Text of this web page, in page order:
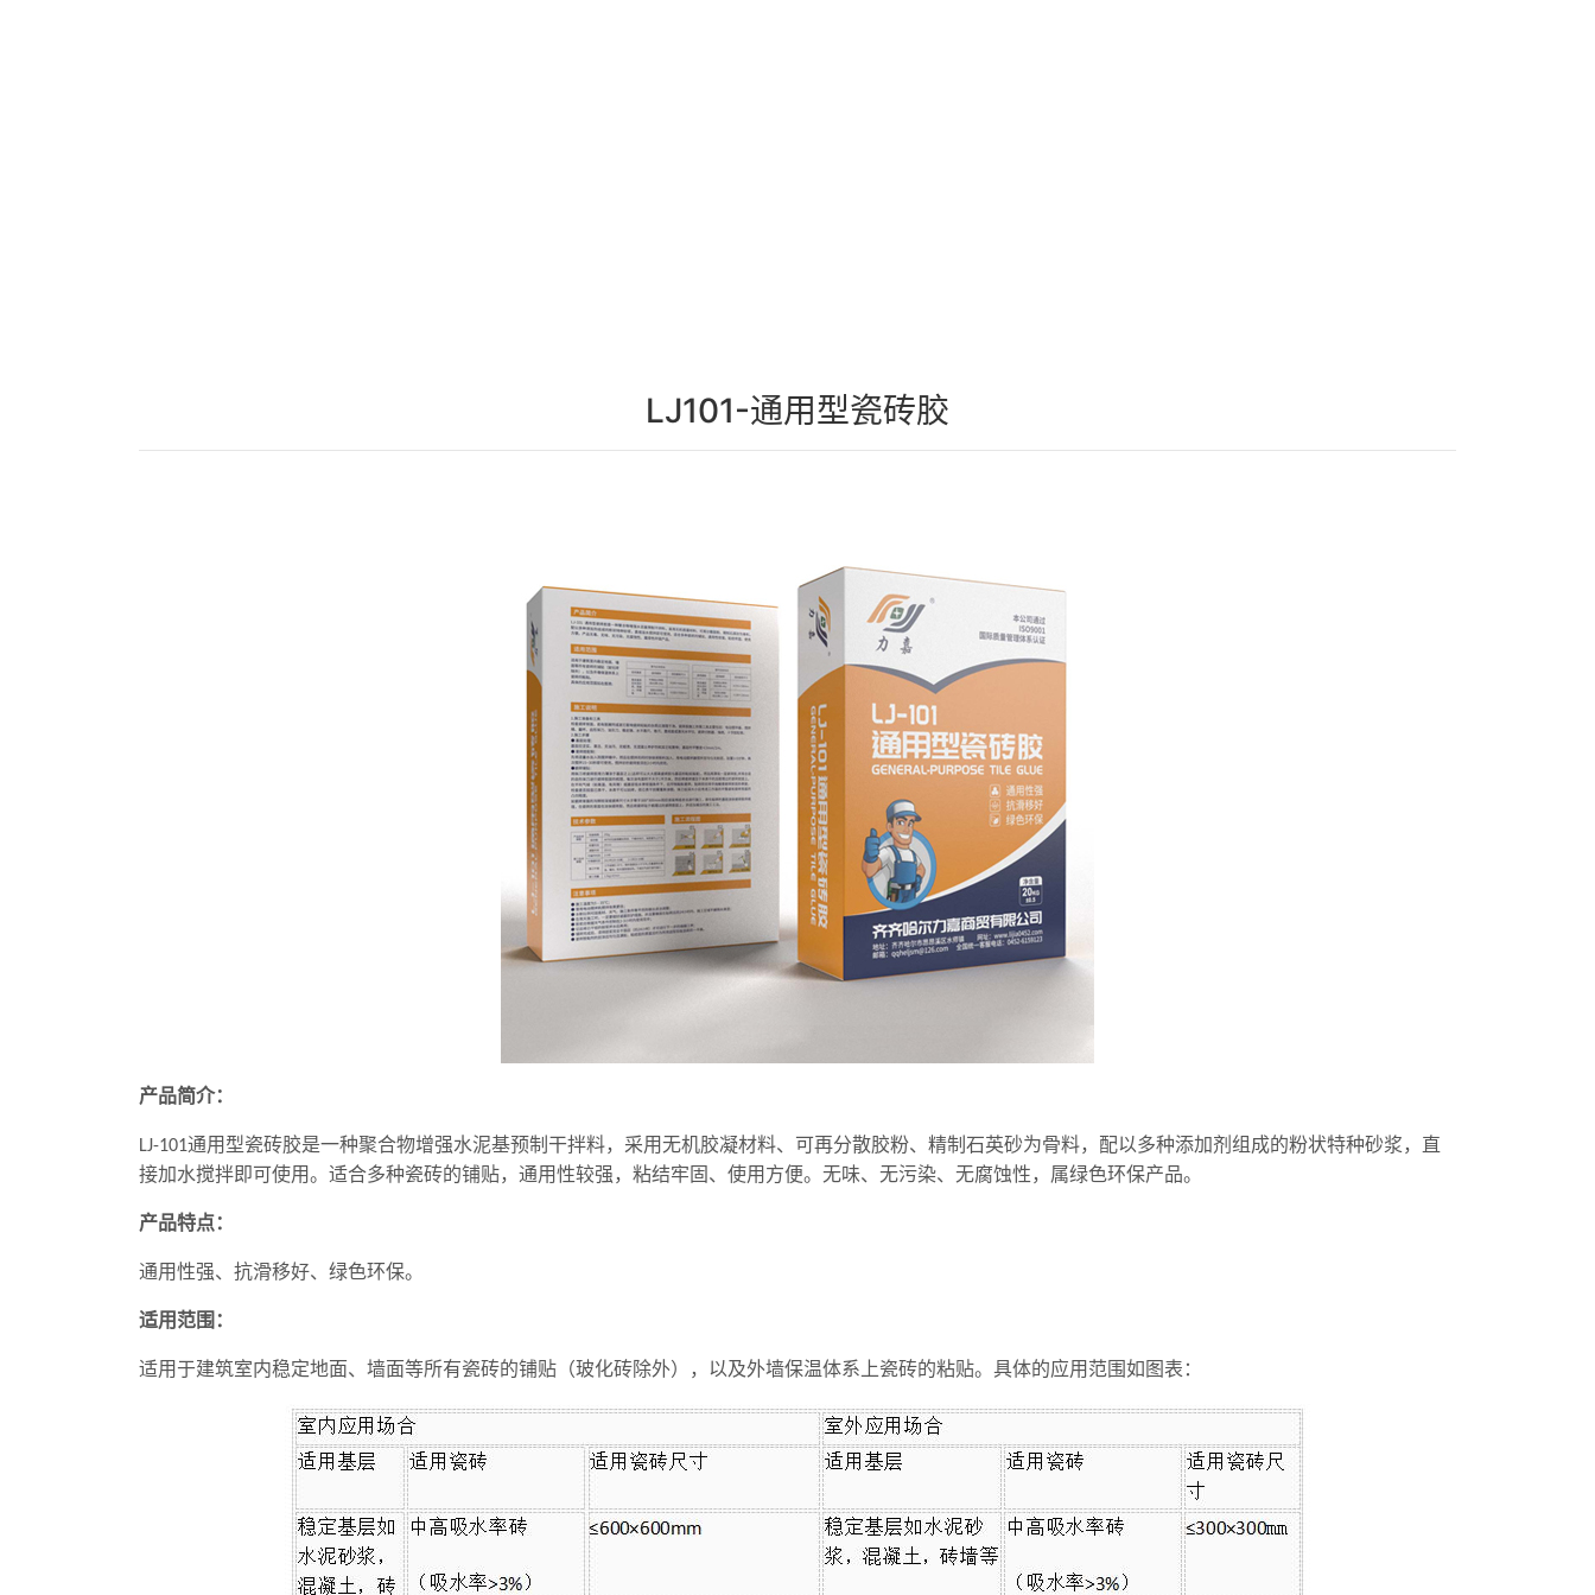
LJ101-通用型瓷砖胶
产品简介：
LJ-101通用型瓷砖胶是一种聚合物增强水泥基预制干拌料，采用无机胶凝材料、可再分散胶粉、精制石英砂为骨料，配以多种添加剂组成的粉状特种砂浆，直
接加水搅拌即可使用。适合多种瓷砖的铺贴，通用性较强，粘结牢固、使用方便。 无味、无污染、无腐蚀性，属绿色环保产品。
产品特点：
通用性强、抗滑移好、绿色环保。
适用范围：
适用于建筑室内稳定地面、墙面等所有瓷砖的铺贴（玻化砖除外），以及外墙保温体系上瓷砖的粘贴。具体的应用范围如图表：